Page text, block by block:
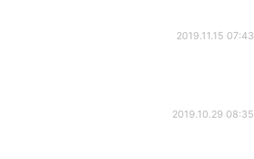
2019.11.15 07:43
2019.10.29 08:35